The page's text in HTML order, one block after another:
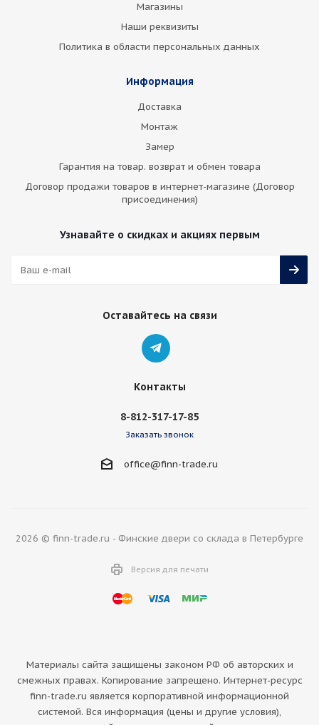
Магазины
Наши реквизиты
Политика в области персональных данных
Информация
Доставка
Монтаж
Замер
Гарантия на товар. возврат и обмен товара
Договор продажи товаров в интернет-магазине (Договор
присоединения)
Узнавайте о скидках и акциях первым
Оставайтесь на связи
Контакты
8-812-317-17-85
Заказать звонок
office@finn-trade.ru
2026 © finn-trade.ru - Финские двери со склада в Петербурге
Версия для печати
Материалы сайта защищены законом РФ об авторских и
смежных правах. Копирование запрещено. Интернет-ресурс
finn-trade.ru является корпоративной информационной
системой. Вся информация (цены и другие условия),